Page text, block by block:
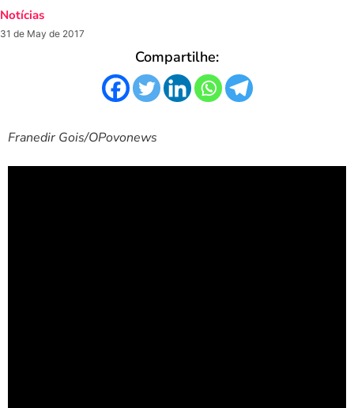
Notícias
31 de May de 2017
Compartilhe:
Franedir Gois/OPovonews